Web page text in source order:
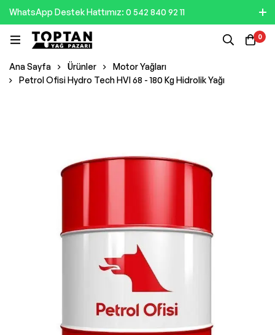
WhatsApp Destek Hattımız: 0 542 840 92 11
0
Ana Sayfa Ürünler
Motor Yağları
Petrol Ofisi Hydro Tech HVI 68 - 180 Kg Hidrolik Yağı